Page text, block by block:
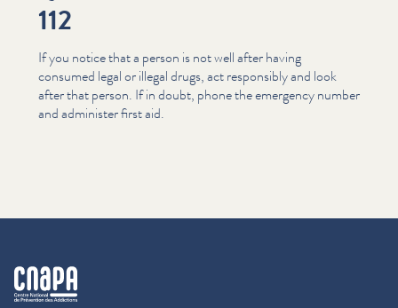
112
If you notice that a person is not well after having
consumed legal or illegal drugs, act responsibly and look
after that person. If in doubt, phone the emergency number
and administer first aid.
cnapa